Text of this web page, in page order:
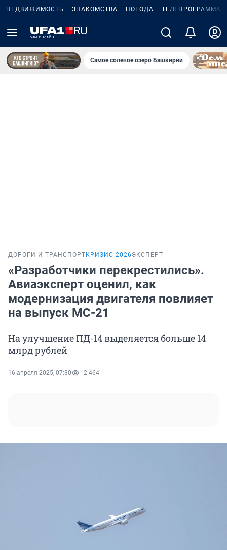
НЕДВИЖИМОСТЬ ЗНАКОМСТВА ПОГОДА ТЕЛЕПРОГРАММА
Самое соленое озеро Башкирии
ДОРОГИ И ТРАНСПОРТ КРИЗИС-2026ЭКСПЕРТ
«Разработчики перекрестились».
Авиаэксперт оценил, как
модернизация двигателя повлияет
на выпуск МС-21
На улучшение ПД-14 выделяется больше 14
млрд рублей
16 апреля 2025, 07:30 2 464